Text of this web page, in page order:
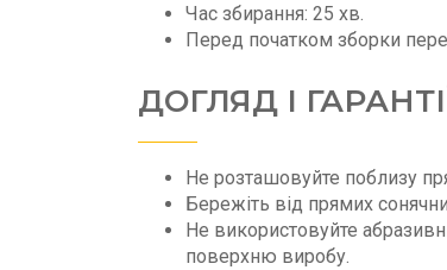
Час збирання: 25 хв.
Перед початком зборки
ДОГЛЯД І
Не розташовуйте поблизу
Бережіть від прямих
Не використовуйте
поверхню виробу.